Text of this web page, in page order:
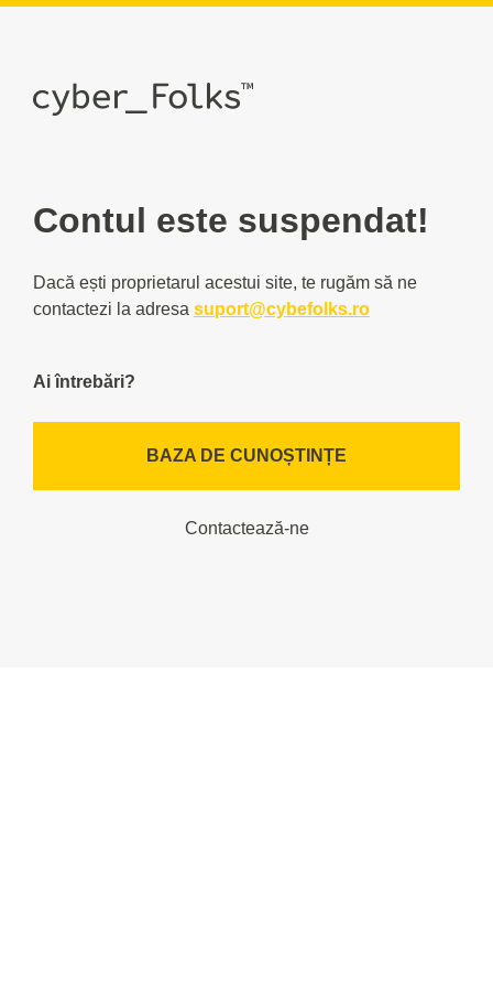
Contul este suspendat!
Dacă ești proprietarul acestui site, te rugăm să ne
contactezi la adresa suport@cybefolks.ro
Ai întrebări?
BAZA DE CUNOȘTINȚE
Contactează-ne